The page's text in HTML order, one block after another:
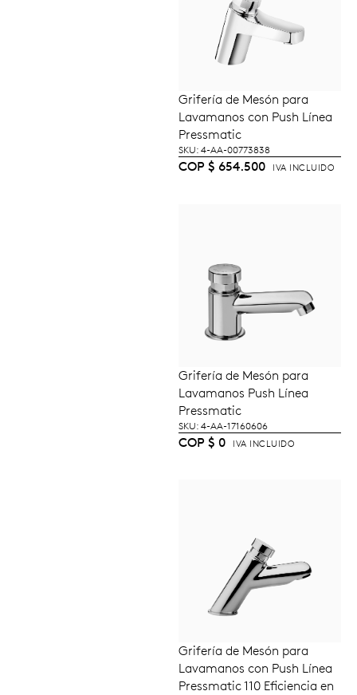
AÑADIR AL
CARRITO
Grifería de Mesón para
Lavamanos con Push Línea
Pressmatic
SKU: 4-AA-00773838
COP $ 654.500 IVA INCLUIDO
LEER MÁS
Grifería de Mesón para
Lavamanos Push Línea
Pressmatic
SKU: 4-AA-17160606
COP $ 0 IVA INCLUIDO
AÑADIR AL
CARRITO
Grifería de Mesón para
Lavamanos con Push Línea
Pressmatic 110 Eficiencia en